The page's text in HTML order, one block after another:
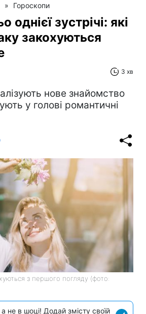
» Гороскопи
однієї зустрічі: які
закохуються
3 хв
нове знайомство
у голові романтичні
з першого погляду (фото:
не в шоці! Додай змісту своїй